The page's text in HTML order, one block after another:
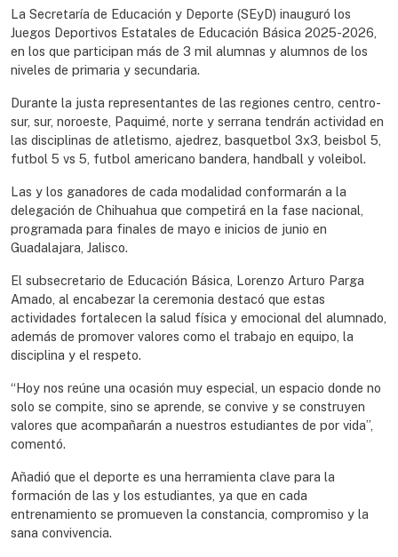
La Secretaría de Educación y Deporte (SEyD) inauguró los
Juegos Deportivos Estatales de Educación Básica 2025-2026,
en los que participan más de 3 mil alumnas y alumnos de los
niveles de primaria y secundaria.
Durante la justa representantes de las regiones centro, centro-
sur, sur, noroeste, Paquimé, norte y serrana tendrán actividad en
las disciplinas de atletismo, ajedrez, basquetbol 3x3, beisbol 5,
futbol 5 vs 5, futbol americano bandera, handball y voleibol.
Las y los ganadores de cada modalidad conformarán a la
delegación de Chihuahua que competirá en la fase nacional,
programada para finales de mayo e inicios de junio en
Guadalajara, Jalisco.
El subsecretario de Educación Básica, Lorenzo Arturo Parga
Amado, al encabezar la ceremonia destacó que estas
actividades fortalecen la salud física y emocional del alumnado,
además de promover valores como el trabajo en equipo, la
disciplina y el respeto.
“Hoy nos reúne una ocasión muy especial, un espacio donde no
solo se compite, sino se aprende, se convive y se construyen
valores que acompañarán a nuestros estudiantes de por vida”,
comentó.
Añadió que el deporte es una herramienta clave para la
formación de las y los estudiantes, ya que en cada
entrenamiento se promueven la constancia, compromiso y la
sana convivencia.